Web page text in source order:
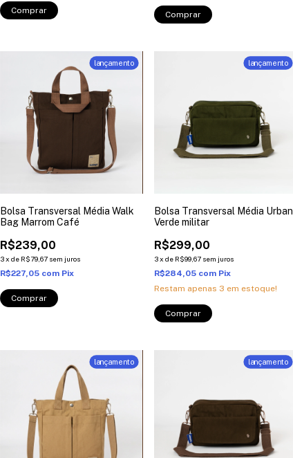
lançamento
Bolsa Transversal Média Walk
Bag Marrom Café
R$239,00
3xde R$79,67 sem juros
R$227,05 com Pix
lançamento
Bolsa Transversal Média Urban
Verde militar
R$299,00
3x de R$99,67 sem juros
R$284,05 com Pix
Restam apenas 3 em estoque!
lançamento lançamento